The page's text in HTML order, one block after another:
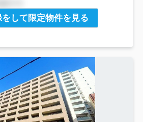
して限定物件を見る